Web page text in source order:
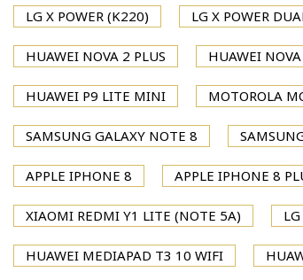
LG X POWER (K220) LG X POWER
HUAWEI NOVA 2 PLUS HUAWEI
HUAWEI P9 LITE MINI MOTOROLA
SAMSUNG GALAXY NOTE 8
APPLE IPHONE 8 APPLE IPHONE 8
XIAOMI REDMI Y1 LITE (NOTE 5A)
HUAWEI MEDIAPAD T3 10 WIFI